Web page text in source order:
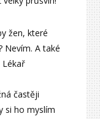
žen, které
Nevím. A také
Lékař
častěji
si ho myslím